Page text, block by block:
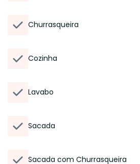
Churrasqueira
Cozinha
Lavabo
Sacada
Sacada com Churrasqueira